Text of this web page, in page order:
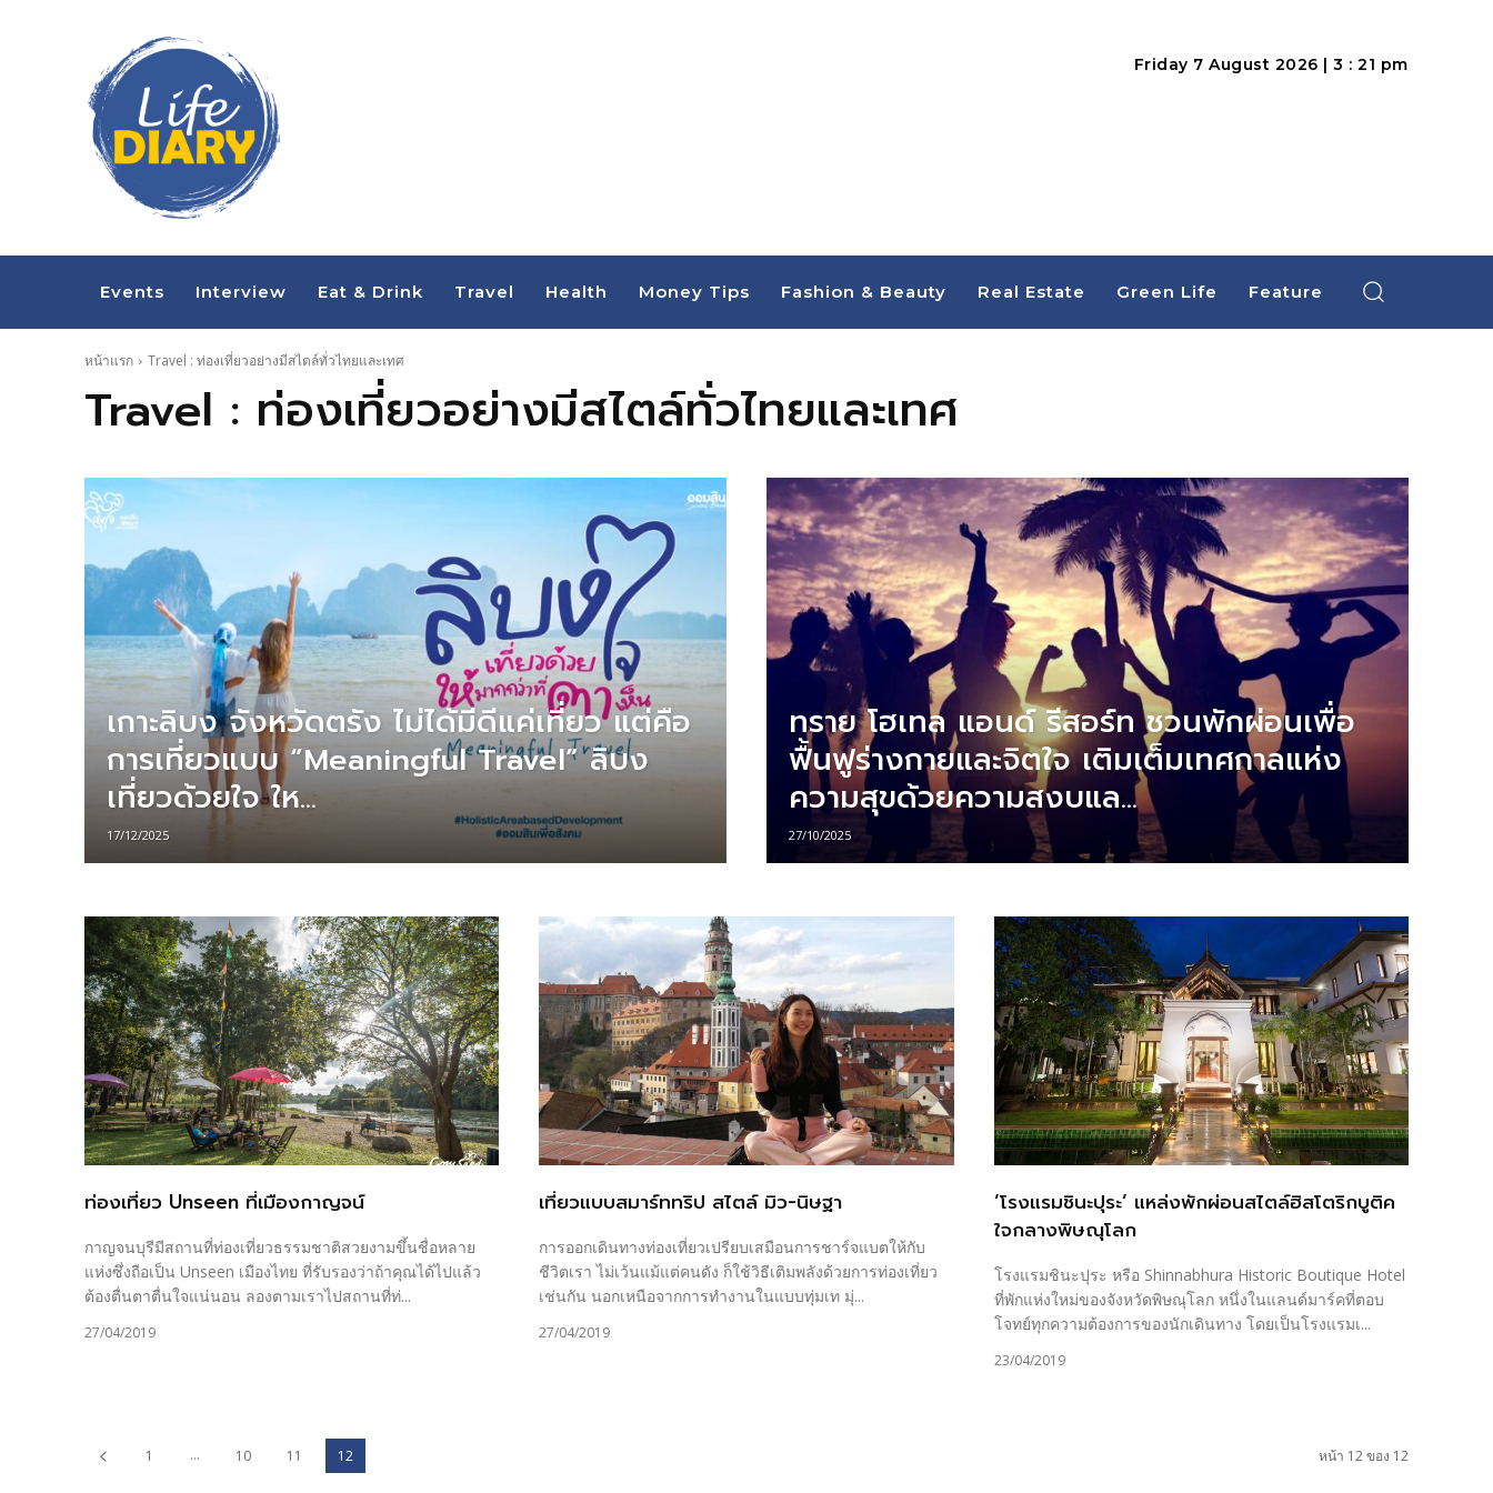
Friday 7 August 2026 | 3 : 21 pm
Events Interview Eat & Drink Travel Health Money Tips Fashion & Beauty Real Estate Green Life Feature
หน้าแรก Travel : ท่องเที่ยวอย่างมีสไตล์ทั่วไทยและเทศ
Travel : ท่องเที่ยวอย่างมีสไตล์ทั่วไทยและเทศ
เกาะลิบง จังหวัดตรัง ไม่ได้มีดีแค่เที่ยว แต่คือ
การเที่ยวแบบ “Meaningful Travel” ลิบง
เที่ยวด้วยใจ ให...
17/12/2025
ทราย โฮเทล แอนด์ รีสอร์ท ชวนพักผ่อนเพื่อ
ฟื้นฟูร่างกายและจิตใจ เติมเต็มเทศกาลแห่ง
ความสุขด้วยความสงบแล...
27/10/2025
ท่องเที่ยว Unseen ที่เมืองกาญจน์
กาญจนบุรีมีสถานที่ท่องเที่ยวธรรมชาติสวยงามขึ้นชื่อหลาย
แห่งซึ่งถือเป็น Unseen เมืองไทย ที่รับรองว่าถ้าคุณได้ไปแล้ว
ต้องตื่นตาตื่นใจแน่นอน ลองตามเราไปสถานที่ท่...
27/04/2019
เที่ยวแบบสมาร์ททริป สไตล์ มิว-นิษฐา
การออกเดินทางท่องเที่ยวเปรียบเสมือนการชาร์จแบตให้กับ
ชีวิตเรา ไม่เว้นแม้แต่คนดัง ก็ใช้วิธีเติมพลังด้วยการท่องเที่ยว
เช่นกัน นอกเหนือจากการทำงานในแบบทุ่มเท มุ่...
27/04/2019
‘โรงแรมชินะปุระ’ แหล่งพักผ่อนสไตล์ฮิสโตริกบูติค
ใจกลางพิษณุโลก
โรงแรมชินะปุระ หรือ Shinnabhura Historic Boutique Hotel
ที่พักแห่งใหม่ของจังหวัดพิษณุโลก หนึ่งในแลนด์มาร์คที่ตอบ
โจทย์ทุกความต้องการของนักเดินทาง โดยเป็นโรงแรมเ...
23/04/2019
1 ... 10 11 12 หน้า 12 ของ 12